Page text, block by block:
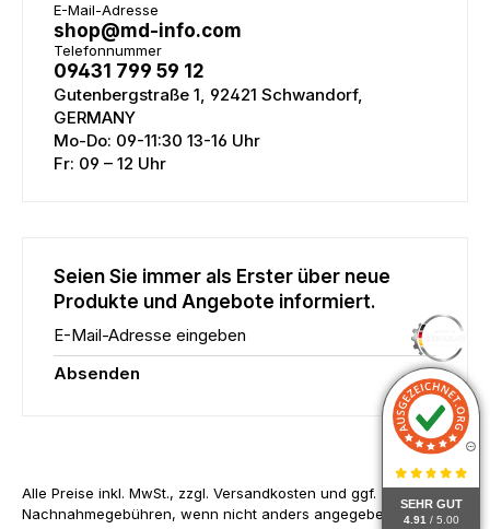
SEHR GUT
4.91 / 5.00
E-Mail-Adresse
shop@md-info.com
Telefonnummer
09431 799 59 12
Gutenbergstraße 1, 92421 Schwandorf,
GERMANY
Mo-Do: 09-11:30 13-16 Uhr
Fr: 09 – 12 Uhr
Seien Sie immer als Erster über neue
Produkte und Angebote informiert.
E-Mail-Adresse eingeben
Absenden
Alle Preise inkl. MwSt., zzgl. Versandkosten und ggf.
Nachnahmegebühren, wenn nicht anders angegeben.